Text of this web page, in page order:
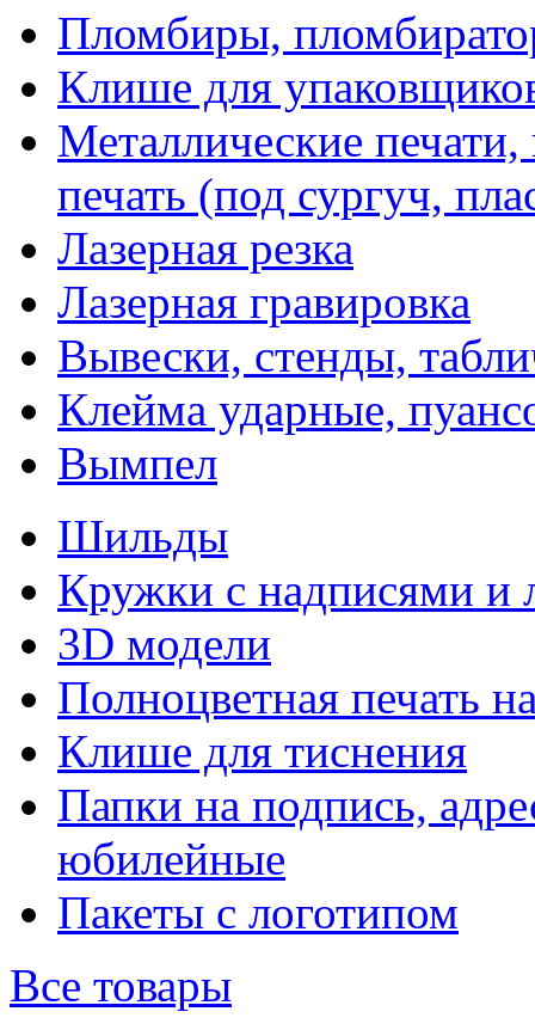
Пломбиры,
Клише для
Металлические
печать (под сургуч,
Лазерная резка
Лазерная гравировка
Вывески, стенды,
Клейма ударные,
Вымпел
Шильды
Кружки с надписями и
3D модели
Полноцветная печать
Клише для тиснения
Папки на подпись,
юбилейные
Пакеты с логотипом
Все товары